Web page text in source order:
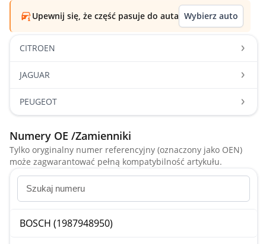
Upewnij się, że część pasuje do auta Wybierz auto
CITROEN
JAGUAR
PEUGEOT
Numery OE /Zamienniki
Tylko oryginalny numer referencyjny (oznaczony jako OEN)
może zagwarantować pełną kompatybilność artykułu.
BOSCH (1987948950)